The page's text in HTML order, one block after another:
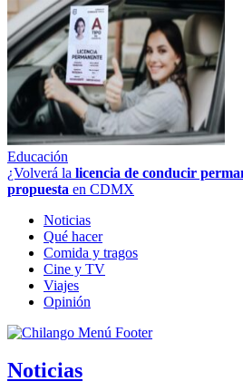
Educación
¿Volverá la licencia de conducir
propuesta en CDMX
Noticias
Qué hacer
Comida y tragos
Cine y TV
Viajes
Opinión
Noticias